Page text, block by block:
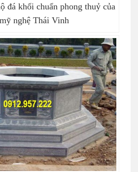
đá khối chuẩn phong thuỷ của
nghệ Thái Vinh